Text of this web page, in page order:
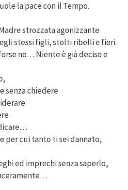
la pace con il Tempo.
strozzata agonizzante
stessi figli, stolti ribelli e fieri.
no… Niente è già deciso e
senza chiedere
per cui tanto ti sei dannato,
ed imprechi senza saperlo,